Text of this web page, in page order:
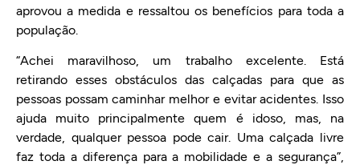
aprovou a medida e ressaltou os benefícios para toda a
população.
“Achei maravilhoso, um trabalho excelente. Está
retirando esses obstáculos das calçadas para que as
pessoas possam caminhar melhor e evitar acidentes. Isso
ajuda muito principalmente quem é idoso, mas, na
verdade, qualquer pessoa pode cair. Uma calçada livre
faz toda a diferença para a mobilidade e a segurança”,